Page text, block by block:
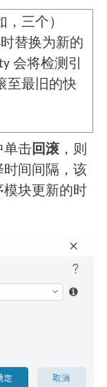
三个）
替换为新的
会将检测引
至最旧的快
单击回滚 ，则
时间间隔，该
模块更新的时